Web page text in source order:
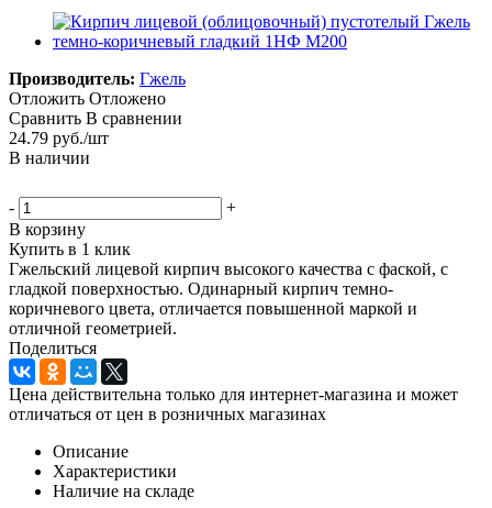
Производитель: Гжель
Отложить Отложено
Сравнить В сравнении
24.79 руб./шт
В наличии
-
+
В корзину
Купить в 1 клик
Гжельский лицевой кирпич высокого качества с фаской, с
гладкой поверхностью. Одинарный кирпич темно-
коричневого цвета, отличается повышенной маркой и
отличной геометрией.
Поделиться
Цена действительна только для интернет-магазина и может
отличаться от цен в розничных магазинах
Описание
Характеристики
Наличие на складе